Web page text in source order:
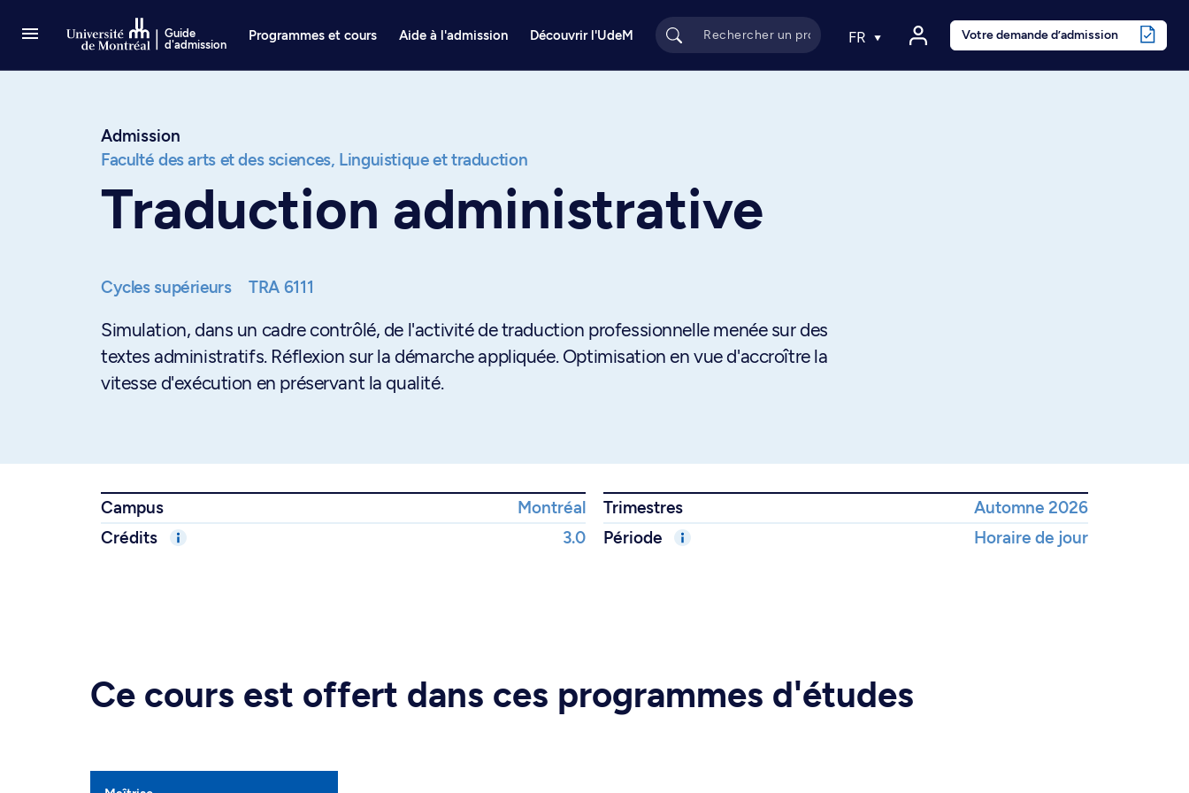
Guide
d'admission
Programmes et cours Aide à l'admission Découvrir l'UdeM FR Votre demande d’admission
Admission
Faculté des arts et des sciences, Linguistique et traduction
Traduction administrative
Cycles supérieurs TRA 6111
Simulation, dans un cadre contrôlé, de l'activité de traduction professionnelle menée sur des
textes administratifs. Réflexion sur la démarche appliquée. Optimisation en vue d'accroître la
vitesse d'exécution en préservant la qualité.
Campus Montréal Trimestres
Automne 2026
Crédits
3.0 Période Horaire de jour
Ce cours est offert dans ces programmes d'études